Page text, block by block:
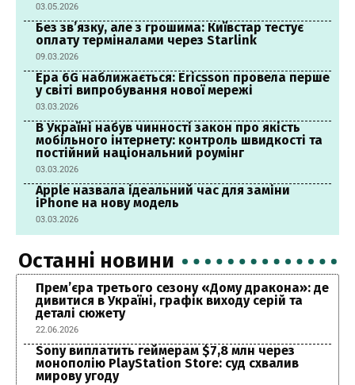
03.05.2026
Без зв’язку, але з грошима: Київстар тестує
оплату терміналами через Starlink
09.03.2026
Ера 6G наближається: Ericsson провела перше
у світі випробування нової мережі
03.03.2026
В Україні набув чинності закон про якість
мобільного інтернету: контроль швидкості та
постійний національний роумінг
03.03.2026
Apple назвала ідеальний час для заміни
iPhone на нову модель
03.03.2026
Останні новини
Прем’єра третього сезону «Дому дракона»: де
дивитися в Україні, графік виходу серій та
деталі сюжету
22.06.2026
Sony виплатить геймерам $7,8 млн через
монополію PlayStation Store: суд схвалив
мирову угоду